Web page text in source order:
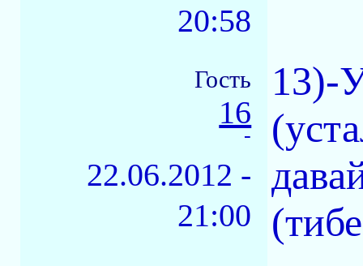
20:58
Гость
16
-
22.06.2012 -
21:00
13)-